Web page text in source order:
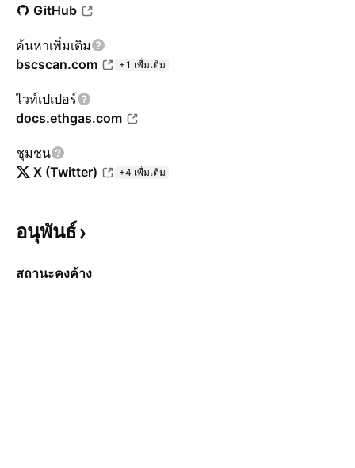
GitHub
ค้นหาเพิ่มเติม
bscscan.com
+1 เพื่มเติม
ไวท์เปเปอร์
docs.ethgas.com
ชุมชน
X (Twitter)
+4 เพื่มเติม
อนุพันธ์
สถานะคงค้าง